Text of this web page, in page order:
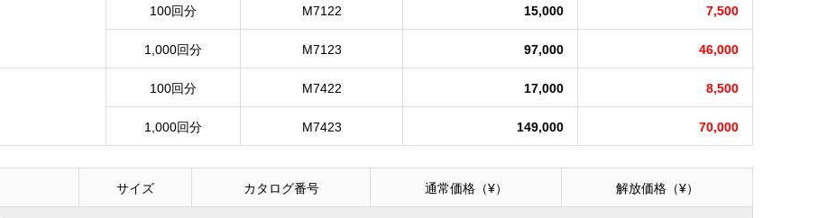
100回分 M7122 15,000 7,500
1,000回分 M7123 97,000 46,000
100回分 M7422 17,000 8,500
1,000回分 M7423 149,000 70,000
サイズ カタログ番号 通常価格（¥） 解放価格（¥）